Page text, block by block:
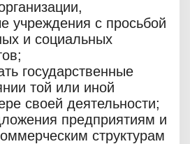
учреждения с просьбой
и социальных
государственные
той или иной
своей деятельности;
предприятиям и
структурам